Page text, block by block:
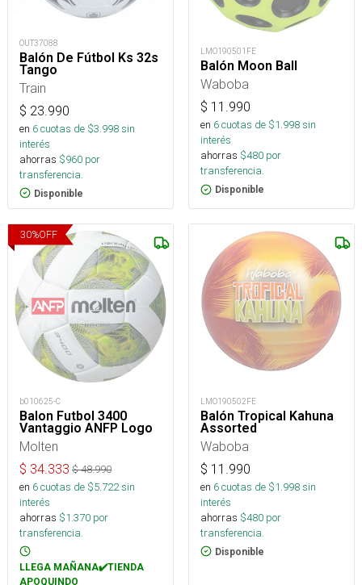
OUT37088
Balón De Fútbol Ks 32s
Tango
Train
$ 23.990
en 6cuotas de $3.998sin
interés
ahorras $960 por
transferencia.
Disponible
LMO190501FE
Balón Moon Ball
Waboba
$ 11.990
en 6cuotas de $1.998sin
interés
ahorras $480 por
transferencia.
Disponible
30%OFF
b010625-C
Balon Futbol 3400
Vantaggio ANFP Logo
Molten
$ 34.333 $48.990
en 6cuotas de $5.722sin
interés
ahorras $1.370 por
transferencia.
LLEGA MAÑANA✔️TIENDA
APOQUINDO
LMO190502FE
Balón Tropical Kahuna
Assorted
Waboba
$ 11.990
en 6cuotas de $1.998sin
interés
ahorras $480 por
transferencia.
Disponible